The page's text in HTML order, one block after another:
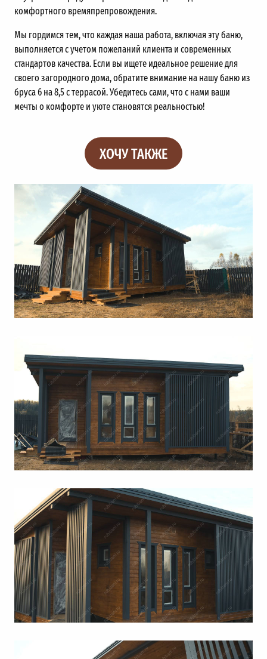
комфортного времяпрепровождения.
Мы гордимся тем, что каждая наша работа, включая эту баню,
выполняется с учетом пожеланий клиента и современных
стандартов качества. Если вы ищете идеальное решение для
своего загородного дома, обратите внимание на нашу баню из
бруса 6 на 8,5 с террасой. Убедитесь сами, что с нами ваши
мечты о комфорте и уюте становятся реальностью!
ХОЧУ ТАКЖЕ